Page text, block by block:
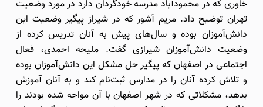
خاوری که در محمودآباد مدرسه خودگردان دارد در مورد وضعیت
تهران توضیح داد. مریم آشور که در شیراز پیگیر وضعیت این
دانش‌آموزان بوده و سال‌های پیش به آنان تدریس کرده از
وضعیت دانش‌آموزان شیرازی گفت. ملیحه احمدی، فعال
اجتماعی در اصفهان که پیگیر حل مشکل این دانش‌آموزان بوده
و تلاش کرده آنان را در مدارس ثبت‌نام کند و به آنان آموزش
بدهد، مشکلاتی که در شهر اصفهان با آن مواجه شده بودند را